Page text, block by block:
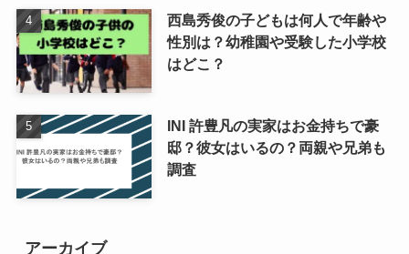
西島秀俊の子どもは何人で年齢や
性別は？幼稚園や受験した小学校
はどこ？
INI 許豊凡の実家はお金持ちで豪
邸？彼女はいるの？両親や兄弟も
調査
アーカイブ